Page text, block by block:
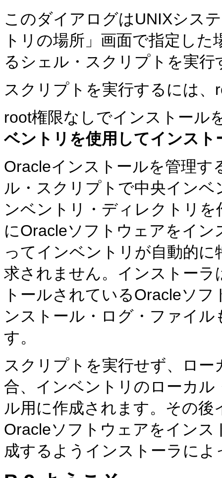
このダイアログはUNIXシス
トリの場所」画面で指定し
るシェル・スクリプトを実
スクリプトを実行するには、
root権限なしでインストール
ベントリを使用してインスト
Oracleインストールを管理す
ル・スクリプトで中央イン
ンベントリ・ディレクトリ
にOracleソフトウェアをイ
ってインベントリが自動的
求されません。インストー
トールされているOracleソ
ンストール・ログ・ファイ
す。
スクリプトを実行せず、ロ
合、インベントリのローカ
ル用に作成されます。その
Oracleソフトウェアをイン
成するようインストーラに